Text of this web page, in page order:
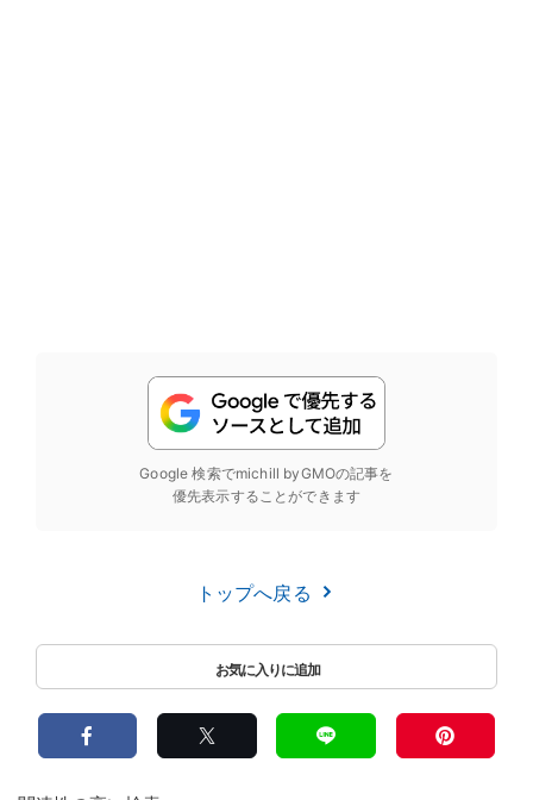
Google 検索でmichill byGMOの記事を
優先表示することができます
トップへ戻る